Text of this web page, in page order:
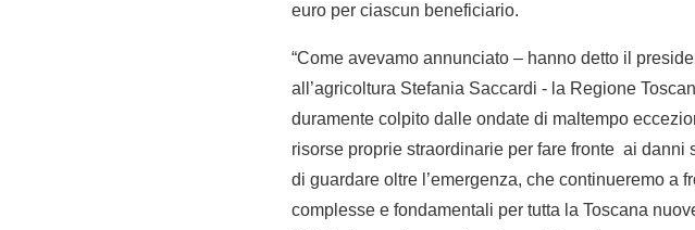
euro per ciascun beneficiario.
“Come avevamo annunciato – hanno detto il
all’agricoltura Stefania Saccardi - la Regione
duramente colpito dalle ondate di maltempo
risorse proprie straordinarie per fare fronte ai
di guardare oltre l’emergenza, che continueremo a
complesse e fondamentali per tutta la Toscana